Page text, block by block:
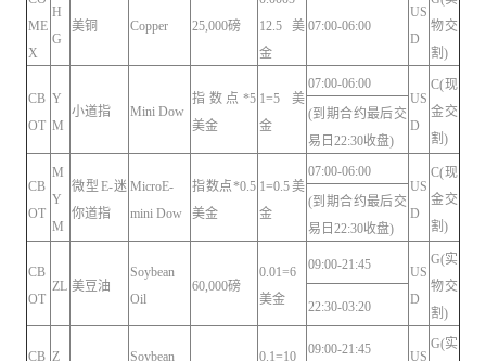
ME
X
H
G
美铜 Copper 25,000磅
12.5美
金
07:00-06:00
US
D
物交
割)
CB
OT
Y
M
小道指 Mini Dow
指数点*5
美金
1=5美
金
07:00-06:00
US
D
C(现
金交
割)
(到期合约最后交
易日22:30收盘)
CB
OT
M
Y
M
微型E-迷
你道指
MicroE-
mini Dow
指数点*0.5
美金
1=0.5美
金
07:00-06:00
US
D
C(现
金交
割)
(到期合约最后交
易日22:30收盘)
CB
OT
ZL 美豆油
Soybean
Oil
60,000磅
0.01=6
美金
09:00-21:45
US
D
G(实
物交
割)
22:30-03:20
CB Z
Soybean
0.1=10
09:00-21:45
US
G(实